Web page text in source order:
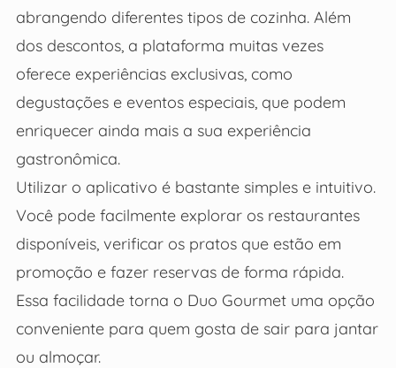
abrangendo diferentes tipos de cozinha. Além
dos descontos, a plataforma muitas vezes
oferece experiências exclusivas, como
degustações e eventos especiais, que podem
enriquecer ainda mais a sua experiência
gastronômica.
Utilizar o aplicativo é bastante simples e intuitivo.
Você pode facilmente explorar os restaurantes
disponíveis, verificar os pratos que estão em
promoção e fazer reservas de forma rápida.
Essa facilidade torna o Duo Gourmet uma opção
conveniente para quem gosta de sair para jantar
ou almoçar.